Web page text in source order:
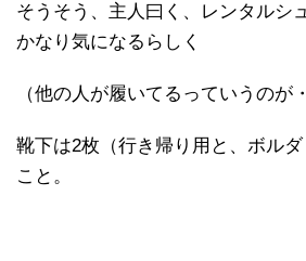
そうそう、主人曰く、レンタルシ
かなり気になるらしく
（他の人が履いてるっていうのが
靴下は2枚（行き帰り用と、ボル
こと。